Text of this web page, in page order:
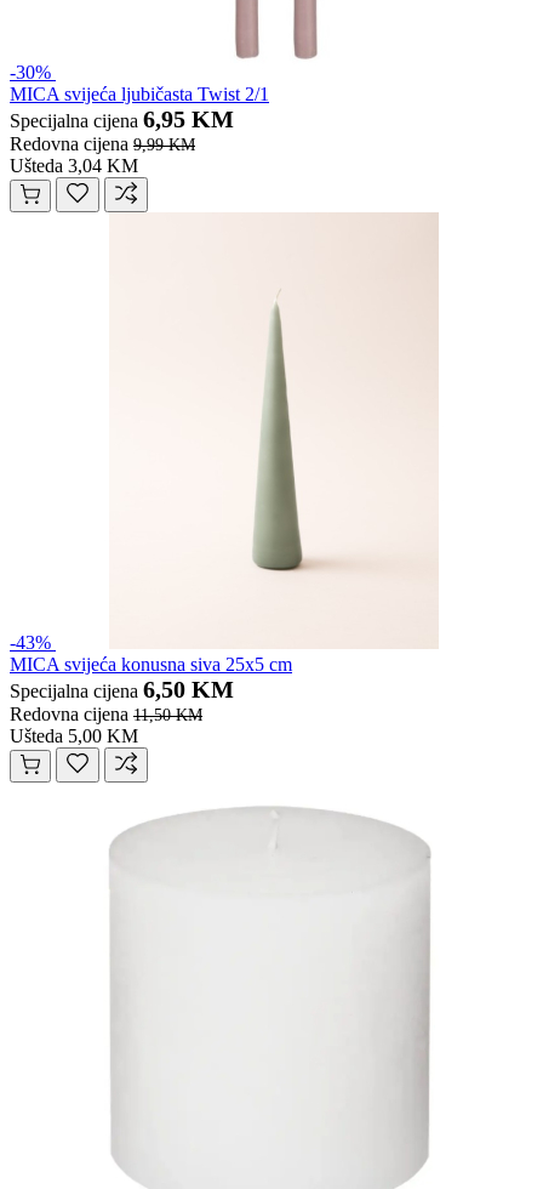
-30%
MICA svijeća ljubičasta Twist 2/1
Specijalna cijena 6,95 KM
Redovna cijena 9,99 KM
Ušteda 3,04 KM
-43%
MICA svijeća konusna siva 25x5 cm
Specijalna cijena 6,50 KM
Redovna cijena 11,50 KM
Ušteda 5,00 KM